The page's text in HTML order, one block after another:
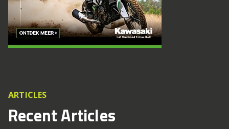
ARTICLES
Recent Articles